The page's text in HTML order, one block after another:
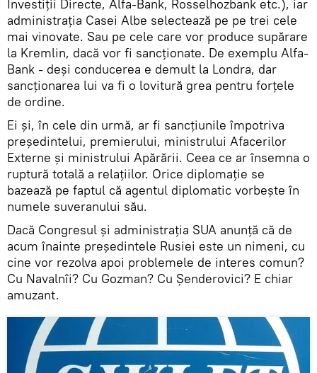
Investiții Directe, Alfa-Bank, Rosselhozbank etc.), iar
administrația Casei Albe selectează pe pe trei cele
mai vinovate. Sau pe cele care vor produce supărare
la Kremlin, dacă vor fi sancționate. De exemplu Alfa-
Bank - deși conducerea e demult la Londra, dar
sancționarea lui va fi o lovitură grea pentru forțele
de ordine.
Ei și, în cele din urmă, ar fi sancțiunile împotriva
președintelui, premierului, ministrului Afacerilor
Externe și ministrului Apărării. Ceea ce ar însemna o
ruptură totală a relațiilor. Orice diplomație se
bazează pe faptul că agentul diplomatic vorbește în
numele suveranului său.
Dacă Congresul și administrația SUA anunță că de
acum înainte președintele Rusiei este un nimeni, cu
cine vor rezolva apoi problemele de interes comun?
Cu Navalnîi? Cu Gozman? Cu Șenderovici? E chiar
amuzant.